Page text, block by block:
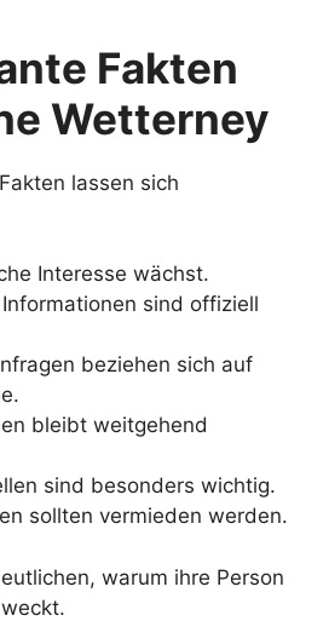
Fakten
Wetterney
lassen sich
Interesse wächst.
sind offiziell
beziehen sich auf
bleibt weitgehend
sind besonders wichtig.
sollten vermieden werden.
warum ihre Person